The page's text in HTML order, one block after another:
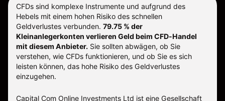
CFDs sind komplexe Instrumente und aufgrund des
Hebels mit einem hohen Risiko des schnellen
Geldverlustes verbunden. 79.75 % der
Kleinanlegerkonten verlieren Geld beim CFD-Handel
mit diesem Anbieter. Sie sollten abwägen, ob Sie
verstehen, wie CFDs funktionieren, und ob Sie es sich
leisten können, das hohe Risiko des Geldverlustes
einzugehen.
Capital Com Online Investments Ltd ist eine Gesellschaft